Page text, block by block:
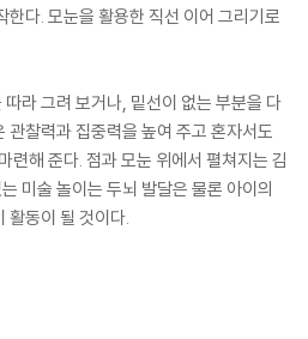
한다. 모눈을 활용한 직선 이어 그리기로
라 그려 보거나, 밑선이 없는 부분을 다
관찰력과 집중력을 높여 주고 혼자서도
련해 준다. 점과 모눈 위에서 펼쳐지는 김
미술 놀이는 두뇌 발달은 물론 아이의
활동이 될 것이다.